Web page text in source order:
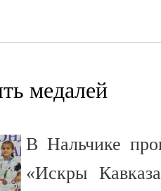
медалей
В Нальчике
«Искры